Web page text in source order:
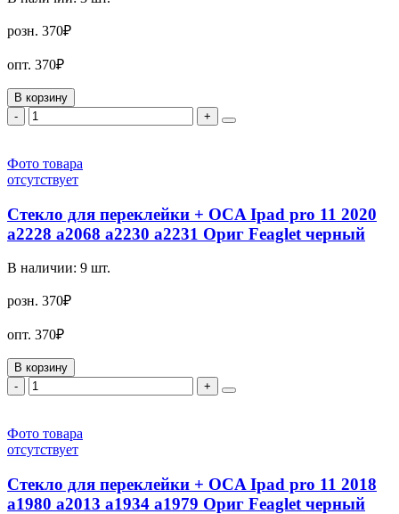
розн. 370₽
опт. 370₽
В корзину
-
+
Фото товара
отсутствует
Стекло для переклейки + OCA Ipad pro 11 2020
a2228 a2068 a2230 a2231 Ориг Feaglet черный
В наличии: 9 шт.
розн. 370₽
опт. 370₽
В корзину
-
+
Фото товара
отсутствует
Стекло для переклейки + OCA Ipad pro 11 2018
a1980 a2013 a1934 a1979 Ориг Feaglet черный